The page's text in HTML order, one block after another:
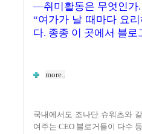
―취미활동은 무엇인가.
“여가가 날 때마다 요
다. 종종 이 곳에서 블
more..
국내에서도 조나단 슈워츠와
여주는 CEO 블로거들이 다수